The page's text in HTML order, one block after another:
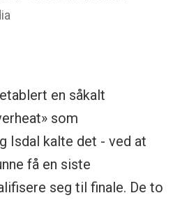
en såkalt
som
Isdal kalte det - ved at
få en siste
seg til finale. De to